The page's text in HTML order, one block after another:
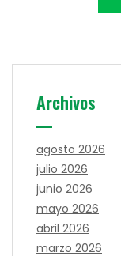
Archivos
agosto 2026
julio 2026
junio 2026
mayo 2026
abril 2026
marzo 2026